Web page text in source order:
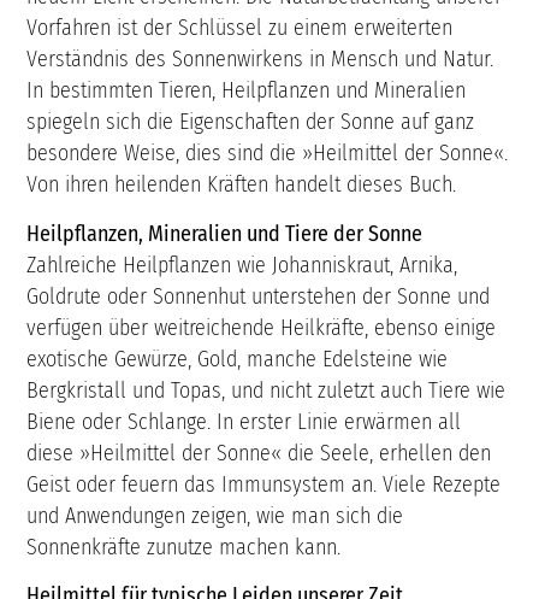
Vorfahren ist der Schlüssel zu einem erweiterten
Verständnis des Sonnenwirkens in Mensch und Natur.
In bestimmten Tieren, Heilpflanzen und Mineralien
spiegeln sich die Eigenschaften der Sonne auf ganz
besondere Weise, dies sind die »Heilmittel der Sonne«.
Von ihren heilenden Kräften handelt dieses Buch.
Heilpflanzen, Mineralien und Tiere der Sonne
Zahlreiche Heilpflanzen wie Johanniskraut, Arnika,
Goldrute oder Sonnenhut unterstehen der Sonne und
verfügen über weitreichende Heilkräfte, ebenso einige
exotische Gewürze, Gold, manche Edelsteine wie
Bergkristall und Topas, und nicht zuletzt auch Tiere wie
Biene oder Schlange. In erster Linie erwärmen all
diese »Heilmittel der Sonne« die Seele, erhellen den
Geist oder feuern das Immunsystem an. Viele Rezepte
und Anwendungen zeigen, wie man sich die
Sonnenkräfte zunutze machen kann.